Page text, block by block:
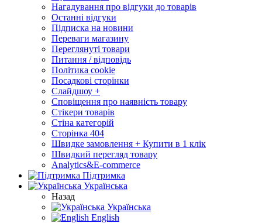
Нагадування про відгуки до товарів
Останні відгуки
Підписка на новини
Переваги магазину
Переглянуті товари
Питання / відповідь
Політика cookie
Посадкові сторінки
Слайдшоу +
Сповіщення про наявність товару
Стікери товарів
Стіна категорій
Сторінка 404
Швидке замовлення + Купити в 1 клік
Швидкий перегляд товару
Analytics&E-commerce
Підтримка
Українська
Назад
Українська
English